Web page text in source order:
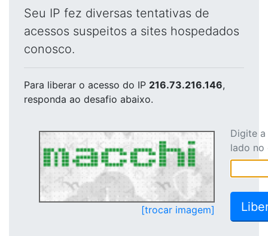
Seu IP fez diversas tentativas de
acessos suspeitos a sites hospedados
conosco.
Para liberar o acesso do IP 216.73.216.146,
responda ao desafio abaixo.
[trocar imagem]
Digite
lado no